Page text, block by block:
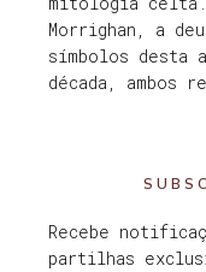
Morrighan, a
símbolos desta
década, ambos
Recebe
partilhas